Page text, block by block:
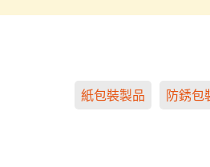
紙包裝製品 防銹包